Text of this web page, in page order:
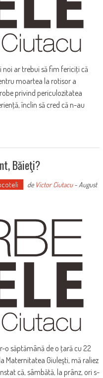
noi ar trebui să fim fericiţi că
moartea la rotisor a
privind periculozitatea
înclin să cred că n-au
Băieţi?
de Victor Ciutacu-August
o săptămână de o ţară cu 22
Maternitatea Giuleşti, mă raliez
că, sâmbătă, la prânz, ori s-